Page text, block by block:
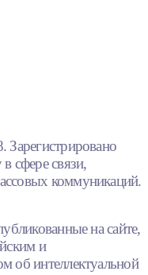
сфере связи,
коммуникаций.
на сайте,
и
об интеллектуальной